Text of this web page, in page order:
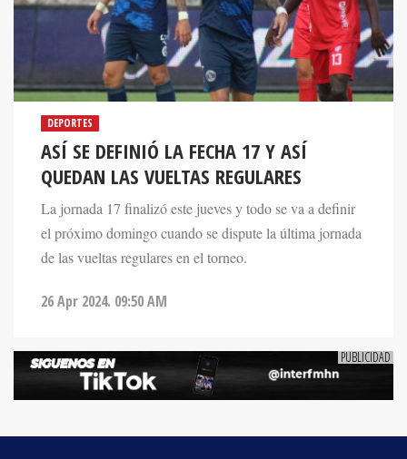
DEPORTES
ASÍ SE DEFINIÓ LA FECHA 17 Y ASÍ
QUEDAN LAS VUELTAS REGULARES
La jornada 17 finalizó este jueves y todo se va a definir
el próximo domingo cuando se dispute la última jornada
de las vueltas regulares en el torneo.